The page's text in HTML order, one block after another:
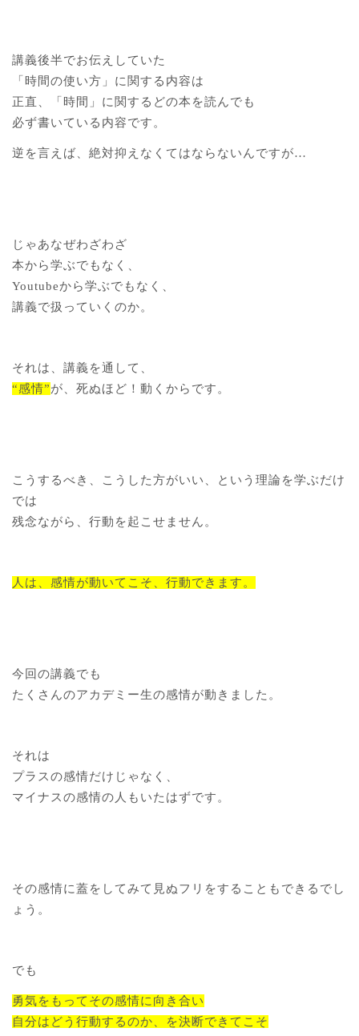
講義後半でお伝えしていた
「時間の使い方」に関する内容は
正直、「時間」に関するどの本を読んでも
必ず書いている内容です。
逆を言えば、絶対抑えなくてはならないんですが…
じゃあなぜわざわざ
本から学ぶでもなく、
Youtubeから学ぶでもなく、
講義で扱っていくのか。
それは、講義を通して、
“感情”が、死ぬほど！動くからです。
こうするべき、こうした方がいい、という理論を学ぶだけ
では
残念ながら、行動を起こせません。
人は、感情が動いてこそ、行動できます。
今回の講義でも
たくさんのアカデミー生の感情が動きました。
それは
プラスの感情だけじゃなく、
マイナスの感情の人もいたはずです。
その感情に蓋をしてみて見ぬフリをすることもできるでし
ょう。
でも
勇気をもってその感情に向き合い
自分はどう行動するのか、を決断できてこそ